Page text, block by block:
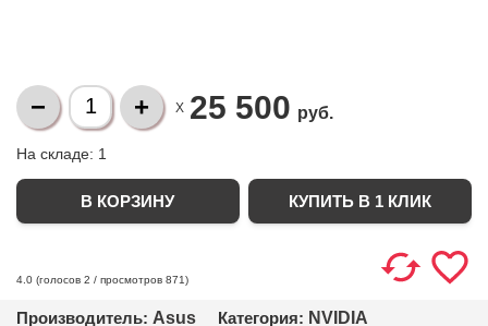
X 25 500 руб.
На складе: 1
КУПИТЬ В 1 КЛИК
4.0 (голосов 2 / просмотров 871)
Производитель: Asus Категория: NVIDIA